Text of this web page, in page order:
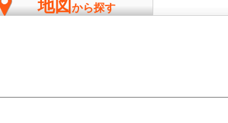
地図から探す